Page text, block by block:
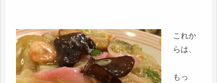
これか
らは、
もっ